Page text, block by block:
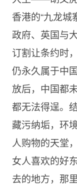
香港的“九龙城
政府、英国与
订割让条约时
仍永久属于中
放后，中国都
都无法得逞。
藏污纳垢，环
人购物的天堂
女人喜欢的好
去的地方，那